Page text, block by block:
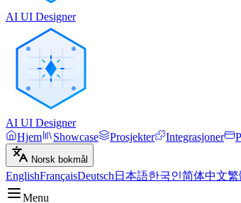
AI UI Designer
AI UI Designer
Hjem
Showcase Prosjekter Integrasjoner
Norsk bokmål
EnglishFrançaisDeutsch 日本語한국인简体中文繁
Menu